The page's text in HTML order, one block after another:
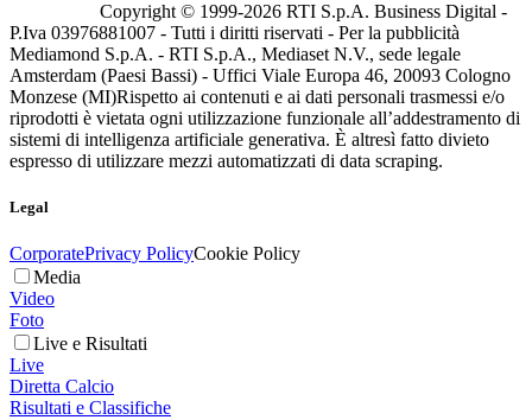
Copyright © 1999-2026 RTI S.p.A. Business Digital -
P.Iva 03976881007 - Tutti i diritti riservati - Per la pubblicità
Mediamond S.p.A. - RTI S.p.A., Mediaset N.V., sede legale
Amsterdam (Paesi Bassi) - Uffici Viale Europa 46, 20093 Cologno
Monzese (MI)Rispetto ai contenuti e ai dati personali trasmessi e/o
riprodotti è vietata ogni utilizzazione funzionale all’addestramento di
sistemi di intelligenza artificiale generativa. È altresì fatto divieto
espresso di utilizzare mezzi automatizzati di data scraping.
Legal
CorporatePrivacy PolicyCookie Policy
Media
Video
Foto
Live e Risultati
Live
Diretta Calcio
Risultati e Classifiche